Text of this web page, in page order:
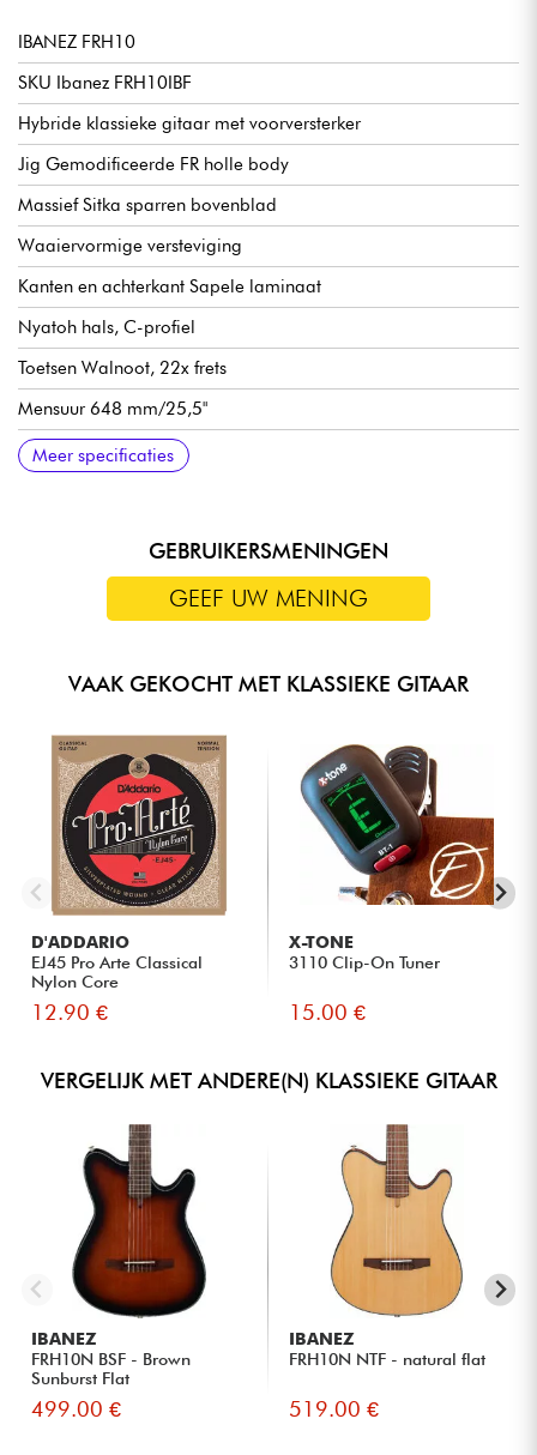
IBANEZ FRH10
SKU Ibanez FRH10IBF
Hybride klassieke gitaar met voorversterker
Jig Gemodificeerde FR holle body
Massief Sitka sparren bovenblad
Waaiervormige versteviging
Kanten en achterkant Sapele laminaat
Nyatoh hals, C-profiel
Toetsen Walnoot, 22x frets
Mensuur 648 mm/25,5"
Radius 15,75" - 400 mm
Kambreedte kam 46 mm
Halsbreedte 14e fret 58 mm
Halsdikte 1e fret 21 mm
Halsdikte 7e fret 22 mm
Brug walnoot
Ibanez Custom AHA-1 voorversterker
Ibanez klassieke stemmechanieken
Lichaamslengte 17.5/16" - 43.26 cm
Breedte body 14.3/16" - 35.61 cm
Dikte body 4,83 cm
Satijnen afwerking
Meer specificaties
GEBRUIKERSMENINGEN
GEEF UW MENING
VAAK GEKOCHT MET KLASSIEKE GITAAR
D'ADDARIO
EJ45 Pro Arte Classical
Nylon Core
12.90 €
X-TONE
3110 Clip-On Tuner
15.00 €
VERGELIJK MET ANDERE(N) KLASSIEKE GITAAR
IBANEZ
FRH10N BSF - Brown
Sunburst Flat
499.00 €
IBANEZ
FRH10N NTF - natural flat
519.00 €